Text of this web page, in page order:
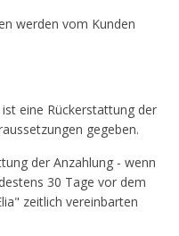
werden vom Kunden
eine Rückerstattung der
gegeben.
der Anzahlung - wenn
30 Tage vor dem
zeitlich vereinbarten